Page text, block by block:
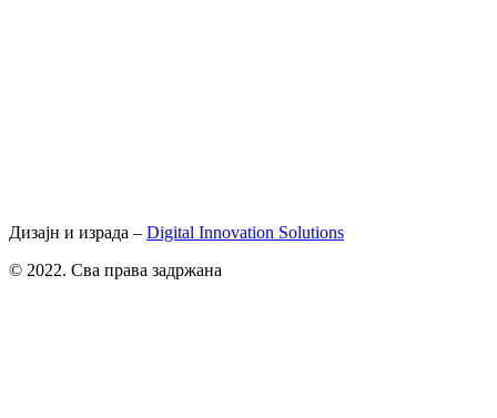
Дизајн и израда – Digital Innovation Solutions
© 2022. Сва права задржана